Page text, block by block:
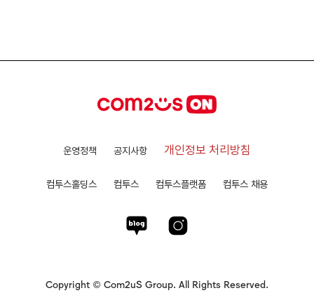
운영정책 공지사항 개인정보 처리방침
컴투스홀딩스 컴투스 컴투스플랫폼 컴투스 채용
Copyright © Com2uS Group. All Rights Reserved.